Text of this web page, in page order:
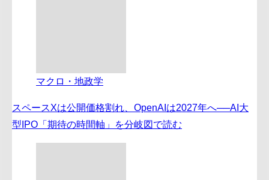
マクロ・地政学
スペースXは公開価格割れ、OpenAIは2027年へ──AI大
型IPO「期待の時間軸」を分岐図で読む